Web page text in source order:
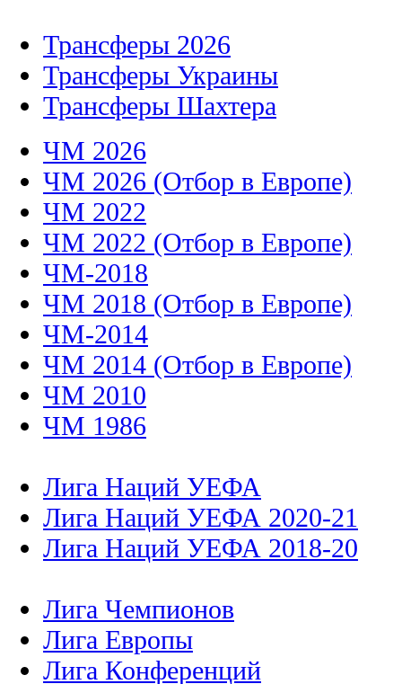
Трансферы 2026
Трансферы Украины
Трансферы Шахтера
ЧМ 2026
ЧМ 2026 (Отбор в Европе)
ЧМ 2022
ЧМ 2022 (Отбор в Европе)
ЧМ-2018
ЧМ 2018 (Отбор в Европе)
ЧМ-2014
ЧМ 2014 (Отбор в Европе)
ЧМ 2010
ЧМ 1986
Лига Наций УЕФА
Лига Наций УЕФА 2020-21
Лига Наций УЕФА 2018-20
Лига Чемпионов
Лига Европы
Лига Конференций